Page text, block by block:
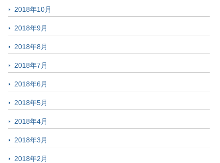
2018年10月
2018年9月
2018年8月
2018年7月
2018年6月
2018年5月
2018年4月
2018年3月
2018年2月